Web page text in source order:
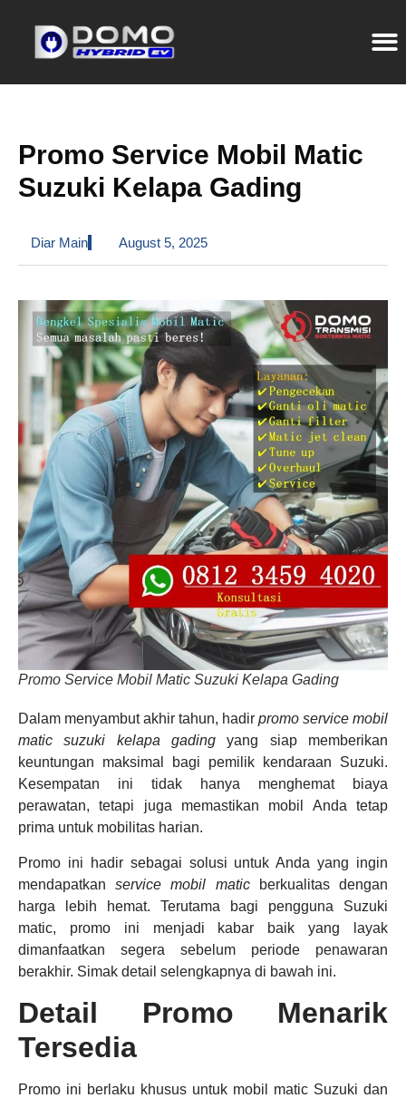
Promo Service Mobil Matic
Suzuki Kelapa Gading
Diar Main August 5, 2025
Promo Service Mobil Matic Suzuki Kelapa Gading
Dalam menyambut akhir tahun, hadir promo service mobil
matic suzuki kelapa gading yang siap memberikan
keuntungan maksimal bagi pemilik kendaraan Suzuki.
Kesempatan ini tidak hanya menghemat biaya
perawatan, tetapi juga memastikan mobil Anda tetap
prima untuk mobilitas harian.
Promo ini hadir sebagai solusi untuk Anda yang ingin
mendapatkanservice mobil maticberkualitas dengan
harga lebih hemat. Terutama bagi pengguna Suzuki
matic, promo ini menjadi kabar baik yang layak
dimanfaatkan segera sebelum periode penawaran
berakhir. Simak detail selengkapnya di bawah ini.
Detail Promo Menarik
Tersedia
Promo ini berlaku khusus untuk mobil matic Suzuki dan